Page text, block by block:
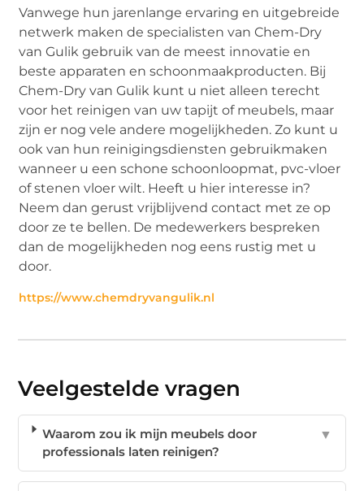
Vanwege hun jarenlange ervaring en uitgebreide
netwerk maken de specialisten van Chem-Dry
van Gulik gebruik van de meest innovatie en
beste apparaten en schoonmaakproducten. Bij
Chem-Dry van Gulik kunt u niet alleen terecht
voor het reinigen van uw tapijt of meubels, maar
zijn er nog vele andere mogelijkheden. Zo kunt u
ook van hun reinigingsdiensten gebruikmaken
wanneer u een schone schoonloopmat, pvc-vloer
of stenen vloer wilt. Heeft u hier interesse in?
Neem dan gerust vrijblijvend contact met ze op
door ze te bellen. De medewerkers bespreken
dan de mogelijkheden nog eens rustig met u
door.
https://www.chemdryvangulik.nl
Veelgestelde vragen
Waarom zou ik mijn meubels door
professionals laten reinigen?
▼